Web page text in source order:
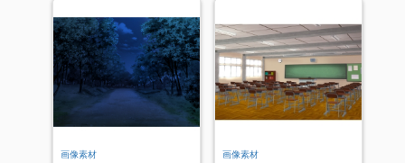
画像素材 画像素材